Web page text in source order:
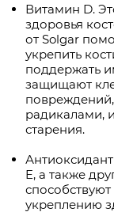
Витамин D.
здоровья
от Solgar
укрепить
поддержать
защищают
радикалами,
старения.
E, а также
способствуют
укреплению